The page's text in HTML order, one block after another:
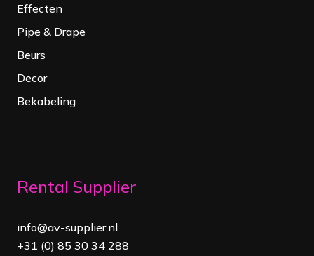
Effecten
Pipe & Drape
Beurs
Decor
Bekabeling
Rental Supplier
info@av-supplier.nl
+31 (0) 85 30 34 288